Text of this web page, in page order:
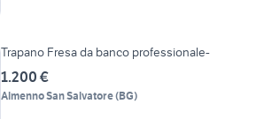
Trapano Fresa da banco professionale-
1.200 €
Almenno San Salvatore(BG)